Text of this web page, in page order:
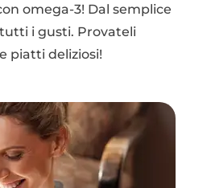
omega-3! Dal semplice
i gusti. Provateli
piatti deliziosi!